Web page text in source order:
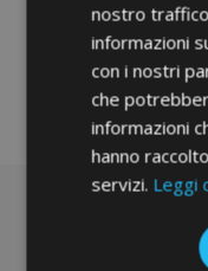
nostro
informazioni
con i nostri
che
informazioni
hanno
servizi. Leggi